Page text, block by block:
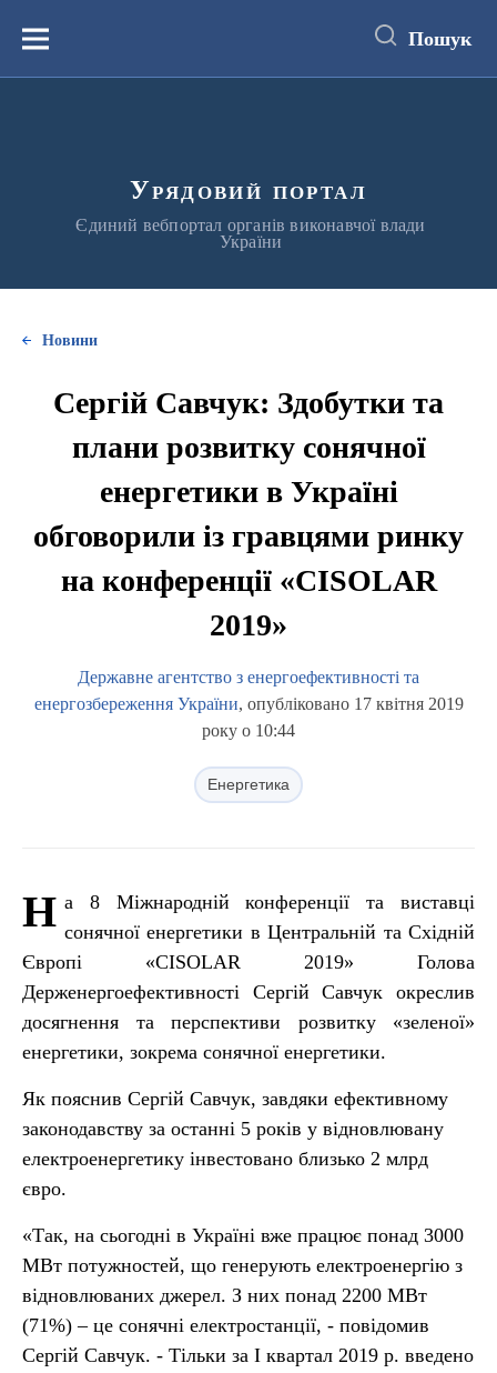
вмістуМеню Пошук
Урядовий портал
Єдиний вебпортал органів виконавчої влади
України
Новини
Сергій Савчук: Здобутки та
плани розвитку сонячної
енергетики в Україні
обговорили із гравцями ринку
на конференції «CISOLAR
2019»
Державне агентство з енергоефективності та
енергозбереження України, опубліковано 17 квітня 2019
року о 10:44
Енергетика
Н а 8 Міжнародній конференції та виставці
сонячної енергетики в Центральній та Східній
Європі «CISOLAR 2019» Голова
Держенергоефективності Сергій Савчук окреслив
досягнення та перспективи розвитку «зеленої»
енергетики, зокрема сонячної енергетики.
Як пояснив Сергій Савчук, завдяки ефективному
законодавству за останні 5 років у відновлювану
електроенергетику інвестовано близько 2 млрд
євро.
«Так, на сьогодні в Україні вже працює понад 3000
МВт потужностей, що генерують електроенергію з
відновлюваних джерел. З них понад 2200 МВт
(71%) – це сонячні електростанції, - повідомив
Сергій Савчук. - Тільки за I квартал 2019 р. введено